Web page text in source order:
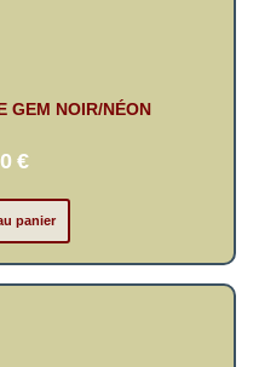
GEM NOIR/NÉON
€
panier